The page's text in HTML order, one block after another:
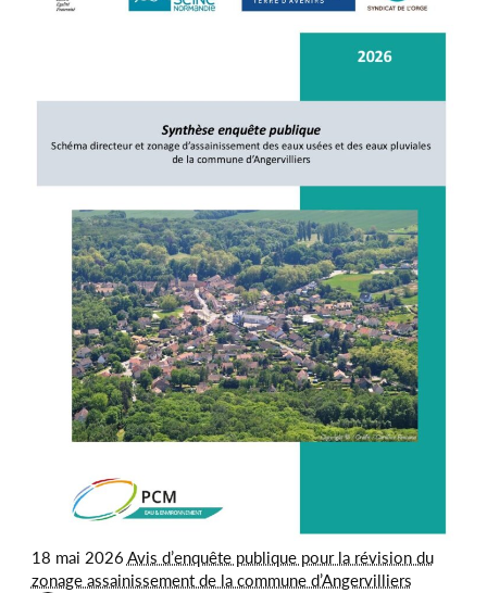
18 mai 2026Avis d’enquête publique pour la révision du
zonage assainissement de la commune d’Angervilliers